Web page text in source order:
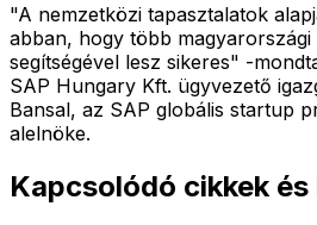
"A nemzetközi tapasztalatok
abban, hogy több
segítségével lesz sikeres" -
SAP Hungary Kft. ügyvezető
Bansal, az SAP globális startup
alelnöke.
Kapcsolódó cikkek és